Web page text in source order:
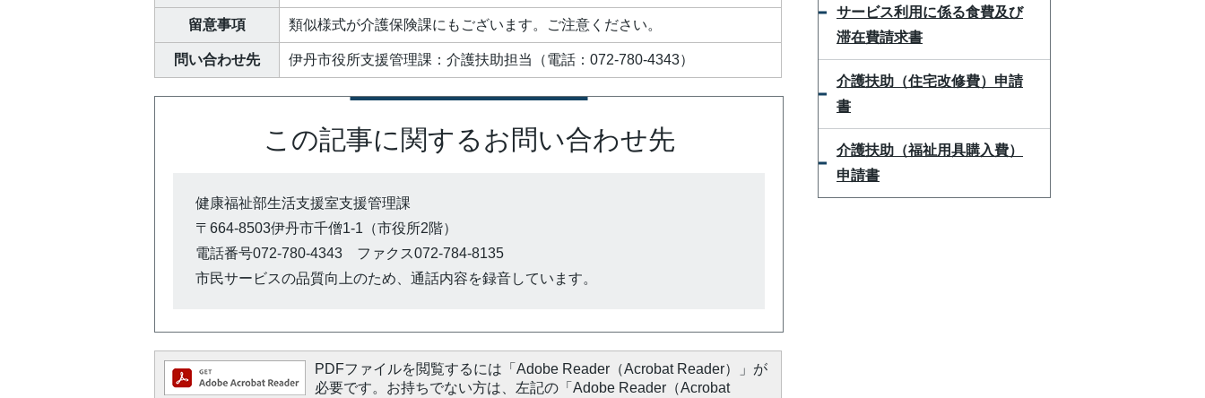
留意事項 類似様式が介護保険課にもございます。ご注意ください。
問い合わせ先 伊丹市役所支援管理課：介護扶助担当（電話：072-780-4343）
この記事に関するお問い合わせ先
健康福祉部生活支援室支援管理課
〒664-8503伊丹市千僧1-1（市役所2階）
電話番号072-780-4343 ファクス072-784-8135
市民サービスの品質向上のため、通話内容を録音しています。
PDFファイルを閲覧するには「Adobe Reader（Acrobat Reader）」が
必要です。お持ちでない方は、左記の「Adobe Reader（Acrobat
サービス利用に係る食費及び
滞在費請求書
介護扶助（住宅改修費）申請
書
介護扶助（福祉用具購入費）
申請書